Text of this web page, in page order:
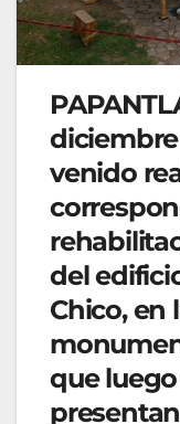
diciembre
venido
del
Chico, en
que